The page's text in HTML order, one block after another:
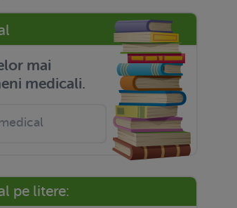
mai
medicali.
pe litere: